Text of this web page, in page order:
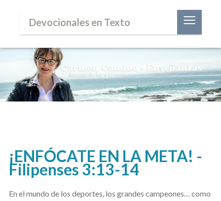
Devocionales en Texto ≡
¡ENFÓCATE EN LA META! -
Filipenses 3:13-14
En el mundo de los deportes, los grandes campeones… como